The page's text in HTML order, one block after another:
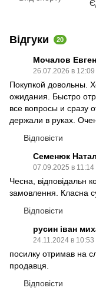
Відгуки 20
Мочалов
26.07.2026 в 12:09
Покупкой довольны.
ожидания. Быстро
все вопросы и сразу
держали в руках.
Відповісти
Семенюк
07.09.2025 в 11:14
Чесна, відповідальн
замовлення. Класна
Відповісти
русин іван
24.11.2024 в 10:53
посилку отримав на
продавця.
Відповісти